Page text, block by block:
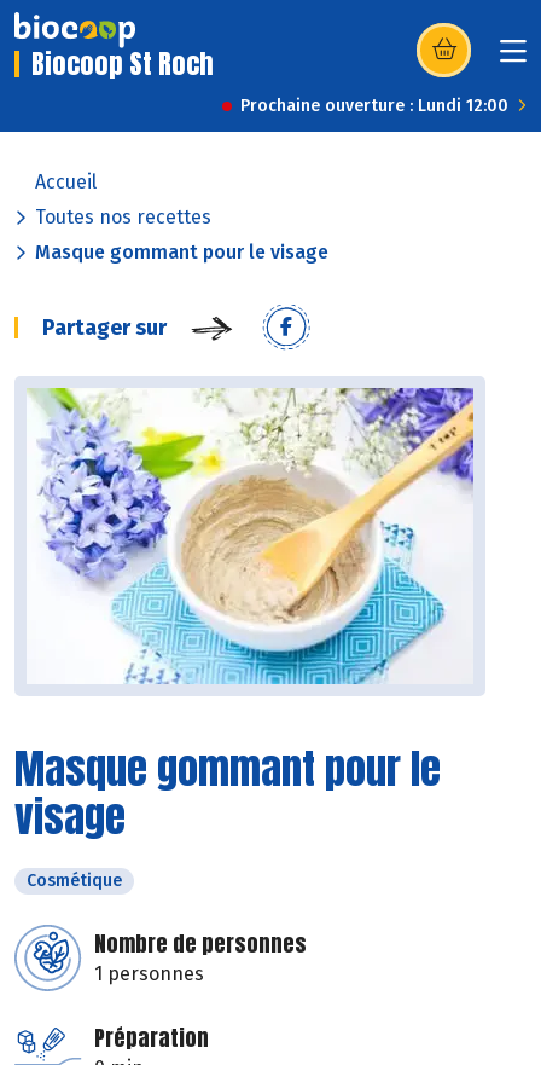
Biocoop St Roch (s’ouvre dans
Prochaine ouverture : Lundi 12:00
Accueil
Toutes nos recettes
Masque gommant pour le visage
Partager sur
Masque gommant pour le
visage
Cosmétique
Nombre de personnes
1 personnes
Préparation